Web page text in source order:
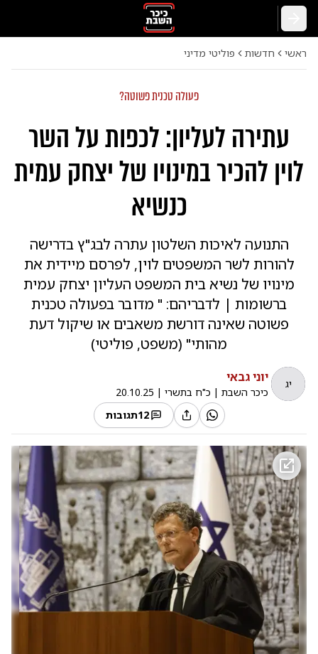
ראשי חדשות פוליטי מדיני
פעולה טכנית פשוטה?
עתירה לעליון: לכפות על השר
לוין להכיר במינויו של יצחק עמית
כנשיא
התנועה לאיכות השלטון עתרה לבג"ץ בדרישה
להורות לשר המשפטים לוין, לפרסם מיידית את
מינויו של נשיא בית המשפט העליון יצחק עמית
ברשומות | לדבריהם: " מדובר בפעולה טכנית
פשוטה שאינה דורשת משאבים או שיקול דעת
מהותי" (משפט, פוליטי)
יג יוני גבאי
כיכר השבת | כ"ח בתשרי |
20.10.25
12תגובות